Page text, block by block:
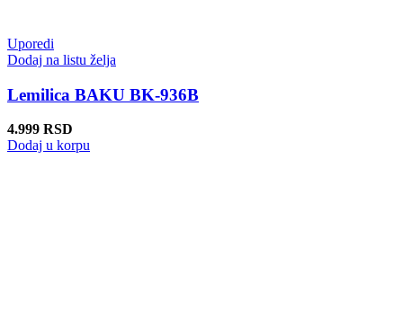
Uporedi
Dodaj na listu želja
Lemilica BAKU BK-936B
4.999 RSD
Dodaj u korpu